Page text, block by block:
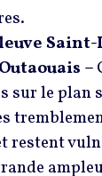
–
sur le plan
restent